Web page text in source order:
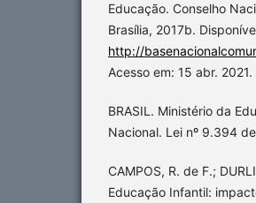
Educação. Conselho
Brasília, 2017b.
http://
Acesso em: 15 abr. 2021.
BRASIL. Ministério da
Nacional. Lei nº 9.394
CAMPOS, R. de F.;
Educação Infantil: